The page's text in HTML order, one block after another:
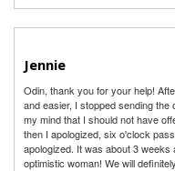
Jennie
Odin, thank you for your help!
and easier, I stopped sending
my mind that I should not have
then I apologized, six o'clock
apologized. It was about 3
optimistic woman! We will